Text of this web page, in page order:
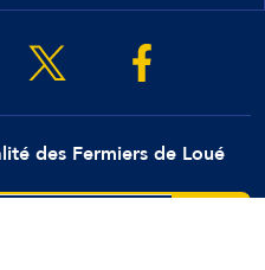
des Fermiers de Loué